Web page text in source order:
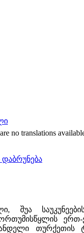
no translations
დაბრუნება
შუა
ერთ-
თურქეთის